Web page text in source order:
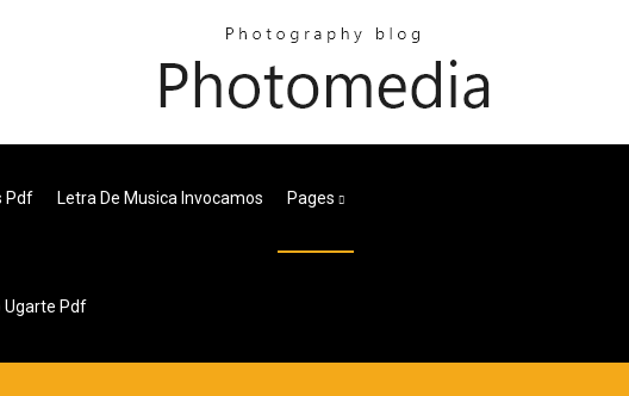
Pdf Letra De Musica Invocamos Pages
Ugarte Pdf